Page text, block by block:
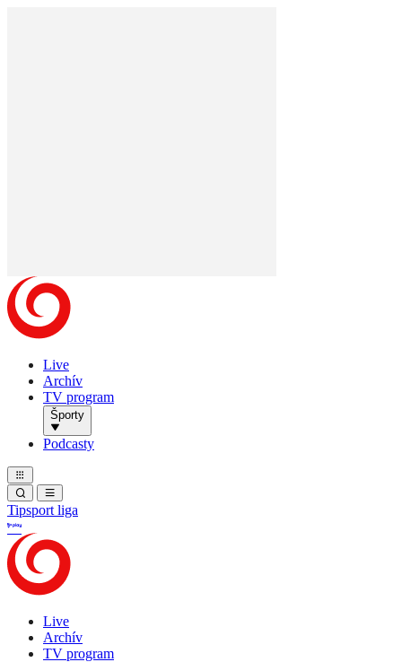
Live
Archív
TV program
Športy
Podcasty
Tipsport liga
Live
Archív
TV program